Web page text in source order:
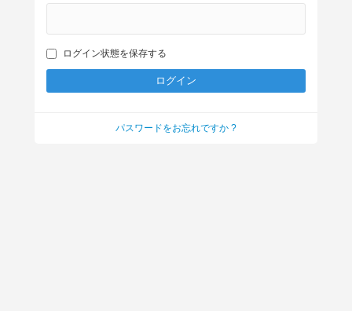
ログイン状態を保存する
パスワードをお忘れですか ?